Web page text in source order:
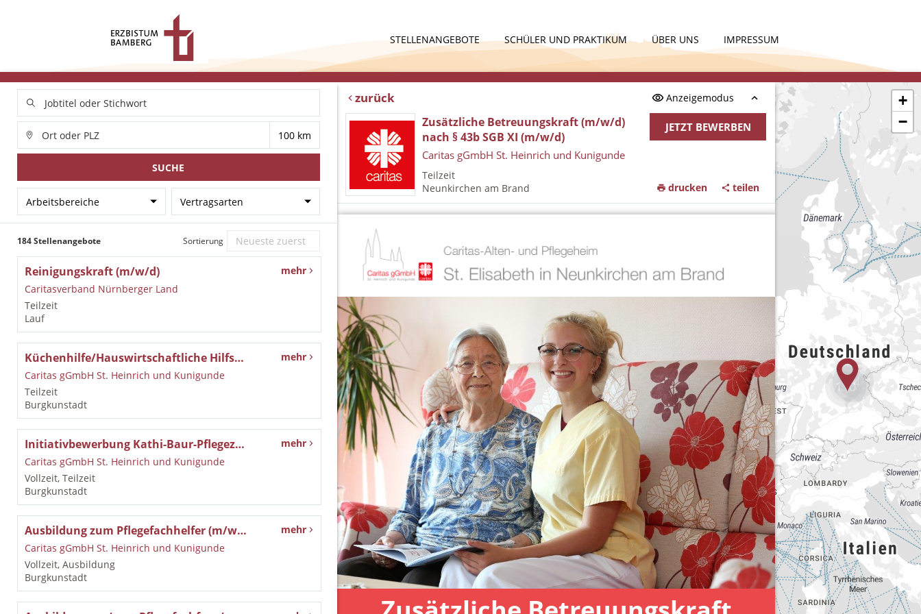
STELLENANGEBOTE SCHÜLER UND PRAKTIKUM ÜBER UNS IMPRESSUM
SUCHE
Arbeitsbereiche Vertragsarten
184 Stellenangebote Sortierung
Reinigungskraft (m/w/d)
Caritasverband Nürnberger Land
Teilzeit
Lauf
mehr
Küchenhilfe/Hauswirtschaftliche Hilfskraft (m/w/d)
Caritas gGmbH St. Heinrich und Kunigunde
Teilzeit
Burgkunstadt
mehr
Initiativbewerbung Kathi-Baur-Pflegezentrum St. Heinrich in Burgkunstadt
Caritas gGmbH St. Heinrich und Kunigunde
Vollzeit, Teilzeit
Burgkunstadt
mehr
Ausbildung zum Pflegefachhelfer (m/w/d)
Caritas gGmbH St. Heinrich und Kunigunde
Vollzeit, Ausbildung
Burgkunstadt
mehr
zurück Anzeigemodus
Zusätzliche Betreuungskraft (m/w/d)
nach § 43b SGB XI (m/w/d)
Caritas gGmbH St. Heinrich und Kunigunde
Teilzeit
Neunkirchen am Brand
JETZT BEWERBEN
drucken teilen
110
74
+
−